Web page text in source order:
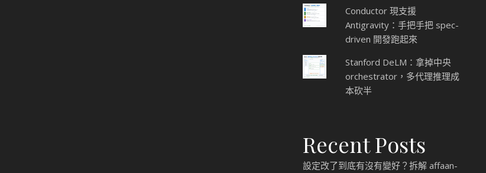
Conductor 現支援
Antigravity：手把手把 spec-
driven 開發跑起來
Stanford DeLM：拿掉中央
orchestrator，多代理推理成
本砍半
Recent Posts
設定改了到底有沒有變好？拆解 affaan-